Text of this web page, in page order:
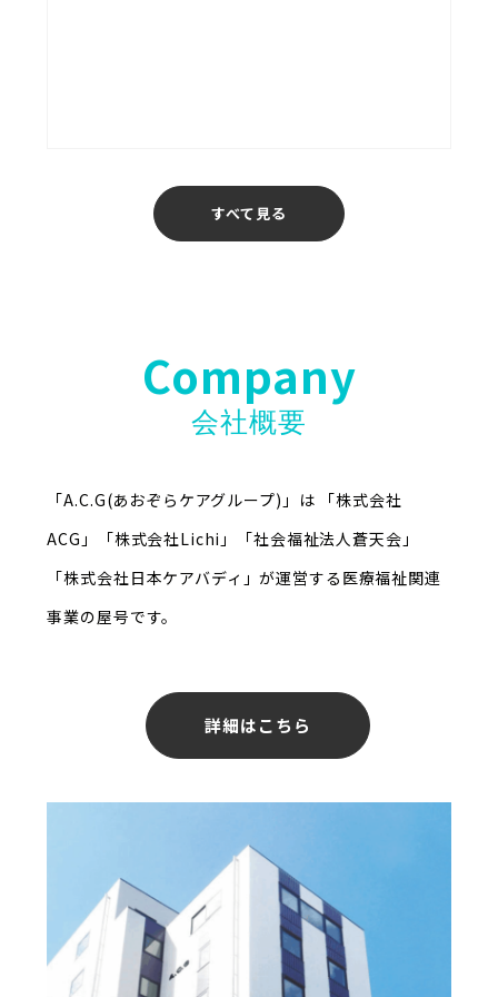
すべて見る
Company
会社概要
「A.C.G(あおぞらケアグループ)」は 「株式会社
ACG」「株式会社Lichi」「社会福祉法人蒼天会」
「株式会社日本ケアバディ」が運営する医療福祉関連
事業の屋号です。
詳細はこちら